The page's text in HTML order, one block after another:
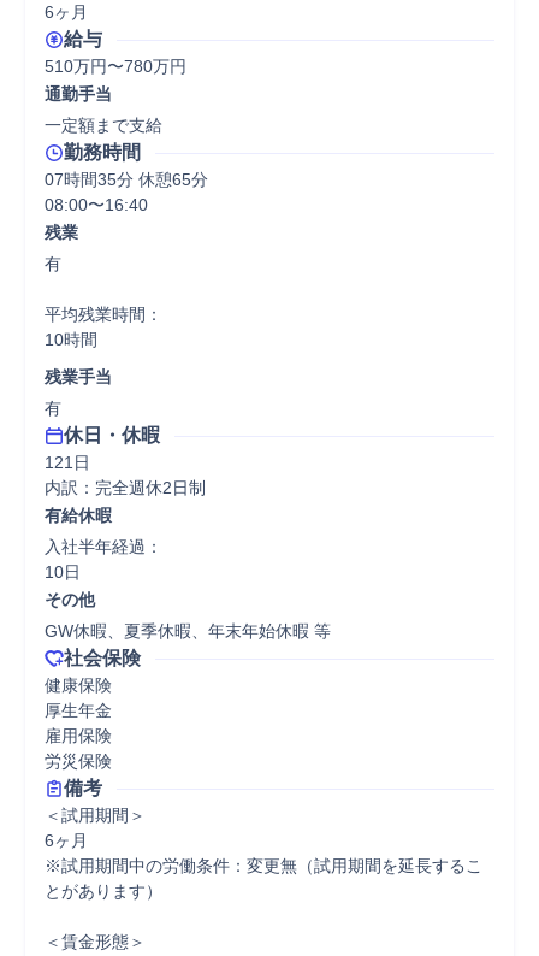
6ヶ月
給与
510万円〜780万円
通勤手当
一定額まで支給
勤務時間
07時間35分 休憩65分
08:00〜16:40
残業
有
平均残業時間：
10時間
残業手当
有
休日・休暇
121日
内訳：完全週休2日制
有給休暇
入社半年経過：
10日
その他
GW休暇、夏季休暇、年末年始休暇 等
社会保険
健康保険
厚生年金
雇用保険
労災保険
備考
＜試用期間＞
6ヶ月
※試用期間中の労働条件：変更無（試用期間を延長するこ
とがあります）
＜賃金形態＞